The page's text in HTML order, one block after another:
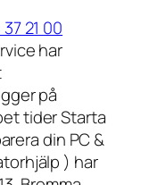
21 00
har
på
tider Starta
din PC &
) har